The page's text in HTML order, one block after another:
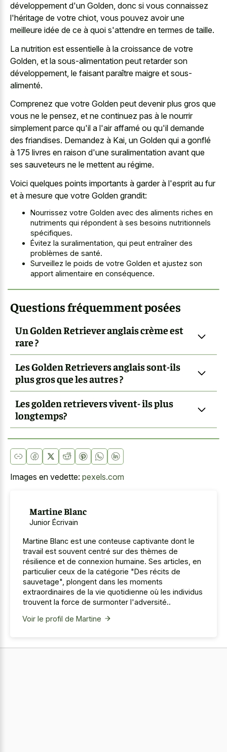
développement d'un Golden, donc si vous connaissez
l'héritage de votre chiot, vous pouvez avoir une
meilleure idée de ce à quoi s'attendre en termes de taille.
La nutrition est essentielle à la croissance de votre
Golden, et la sous-alimentation peut retarder son
développement, le faisant paraître maigre et sous-
alimenté.
Comprenez que votre Golden peut devenir plus gros que
vous ne le pensez, et ne continuez pas à le nourrir
simplement parce qu'il a l'air affamé ou qu'il demande
des friandises. Demandez à Kai, un Golden qui a gonflé
à 175 livres en raison d'une suralimentation avant que
ses sauveteurs ne le mettent au régime.
Voici quelques points importants à garder à l'esprit au fur
et à mesure que votre Golden grandit:
Nourrissez votre Golden avec des aliments riches en
nutriments qui répondent à ses besoins nutritionnels
spécifiques.
Évitez la suralimentation, qui peut entraîner des
problèmes de santé.
Surveillez le poids de votre Golden et ajustez son
apport alimentaire en conséquence.
Questions fréquemment posées
Un Golden Retriever anglais crème est
rare ?
Les Golden Retrievers anglais sont-ils
plus gros que les autres ?
Les golden retrievers vivent- ils plus
longtemps?
Images en vedette: pexels.com
Martine Blanc
Junior Écrivain
Martine Blanc est une conteuse captivante dont le
travail est souvent centré sur des thèmes de
résilience et de connexion humaine. Ses articles, en
particulier ceux de la catégorie "Des récits de
sauvetage", plongent dans les moments
extraordinaires de la vie quotidienne où les individus
trouvent la force de surmonter l'adversité..
Voir le profil de Martine